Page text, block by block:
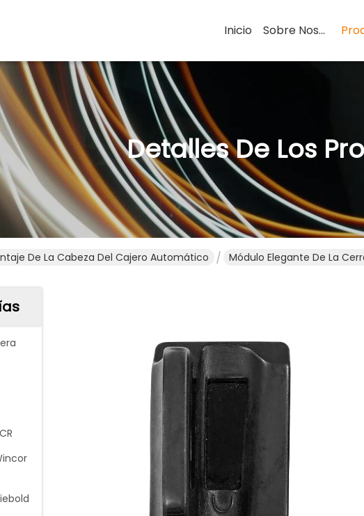
Inicio Sobre Nosotros
Detalles De Los
De La Cabeza Del Cajero Automático Módulo Elegante De La